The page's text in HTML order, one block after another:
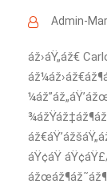
Admin-
áž›áŸ„áž€
áŸ¢áŸ